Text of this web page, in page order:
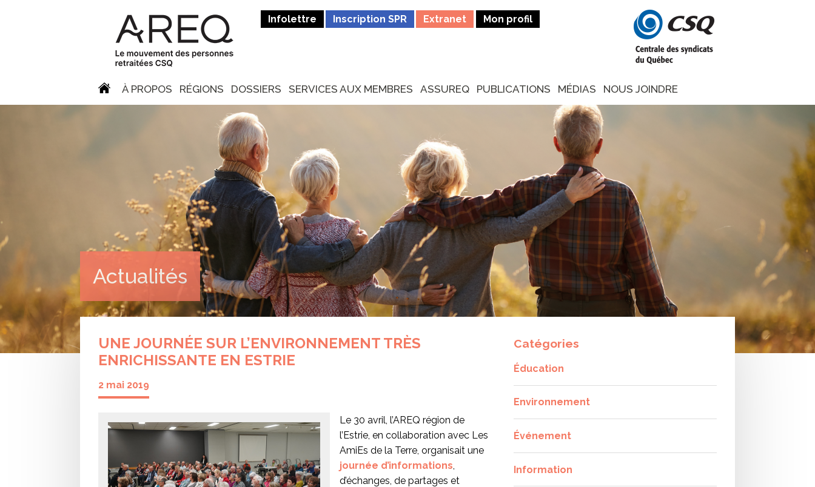
Infolettre Inscription SPR Extranet Mon profil
À PROPOS RÉGIONS DOSSIERS SERVICES AUX MEMBRES ASSUREQ PUBLICATIONS MÉDIAS NOUS JOINDRE
Actualités
UNE JOURNÉE SUR L’ENVIRONNEMENT TRÈS
ENRICHISSANTE EN ESTRIE
2 mai 2019
Le 30 avril, l’AREQ région de
l’Estrie, en collaboration avec Les
AmiEs de la Terre, organisait une
journée d’informations
d’échanges, de partages et
Catégories
Éducation
Environnement
Événement
Information